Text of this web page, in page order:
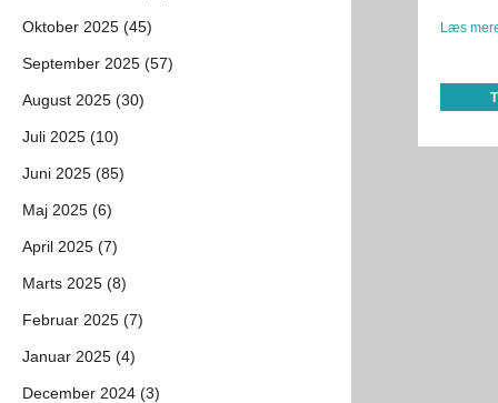
Læs
Oktober 2025 (45)
September 2025 (57)
August 2025 (30)
Juli 2025 (10)
Juni 2025 (85)
Maj 2025 (6)
April 2025 (7)
Marts 2025 (8)
Februar 2025 (7)
Januar 2025 (4)
December 2024 (3)